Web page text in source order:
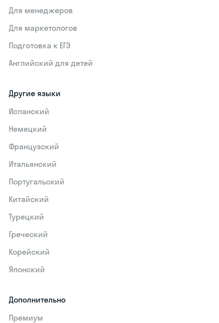
Для менеджеров
Для маркетологов
Подготовка к ЕГЭ
Английский для детей
Другие языки
Испанский
Немецкий
Французский
Итальянский
Португальский
Китайский
Турецкий
Греческий
Корейский
Японский
Дополнительно
Премиум